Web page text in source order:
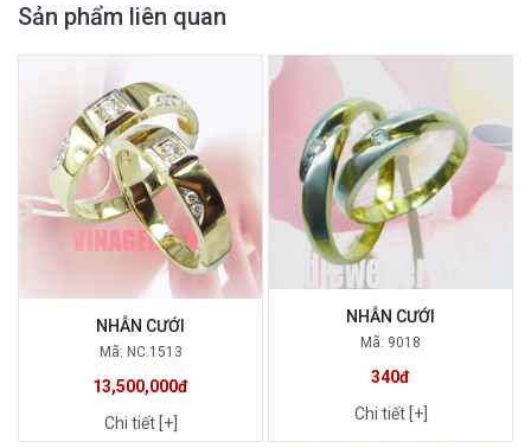
Sản phẩm liên quan
NHẪN CƯỚI
Mã: NC.1513
13,500,000đ
Chi tiết [+]
NHẪN CƯỚI
Mã: 9018
340đ
Chi tiết [+]